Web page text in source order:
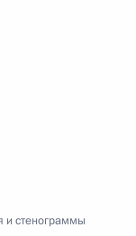
и стенограммы